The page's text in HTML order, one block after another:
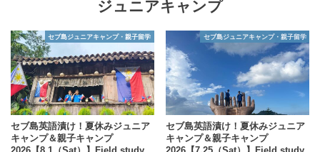
ジュニアキャンプ
セブ島ジュニアキャンプ・親子留学
セブ島英語漬け！夏休みジュニア
キャンプ＆親子キャンプ
セブ島ジュニアキャンプ・親子留学
セブ島英語漬け！夏休みジュニア
キャンプ＆親子キャンプ